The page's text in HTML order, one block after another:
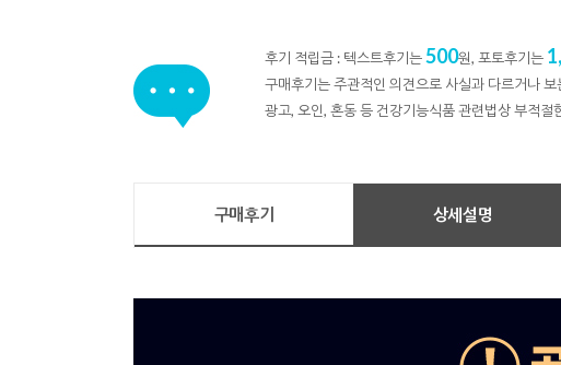
후기 적립금 : 텍스트후기는500원, 포토후기는
구매후기는 주관적인 의견으로 사실과 다르거나
광고, 오인, 혼동 등 건강기능식품 관련법상 부적
구매후기 상세설명